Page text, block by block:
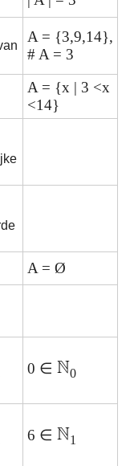
A = {3,9,14},
# A = 3
A = {x | 3 <x
<14}
A = Ø
0 ∈ 0
6 ∈ 1